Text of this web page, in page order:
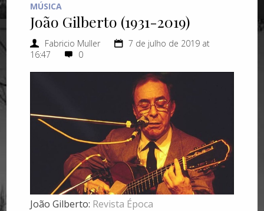
MÚSICA
João Gilberto (1931-2019)
Fabricio Muller
7 de julho de 2019 at
16:47
0
João Gilberto: Revista Época